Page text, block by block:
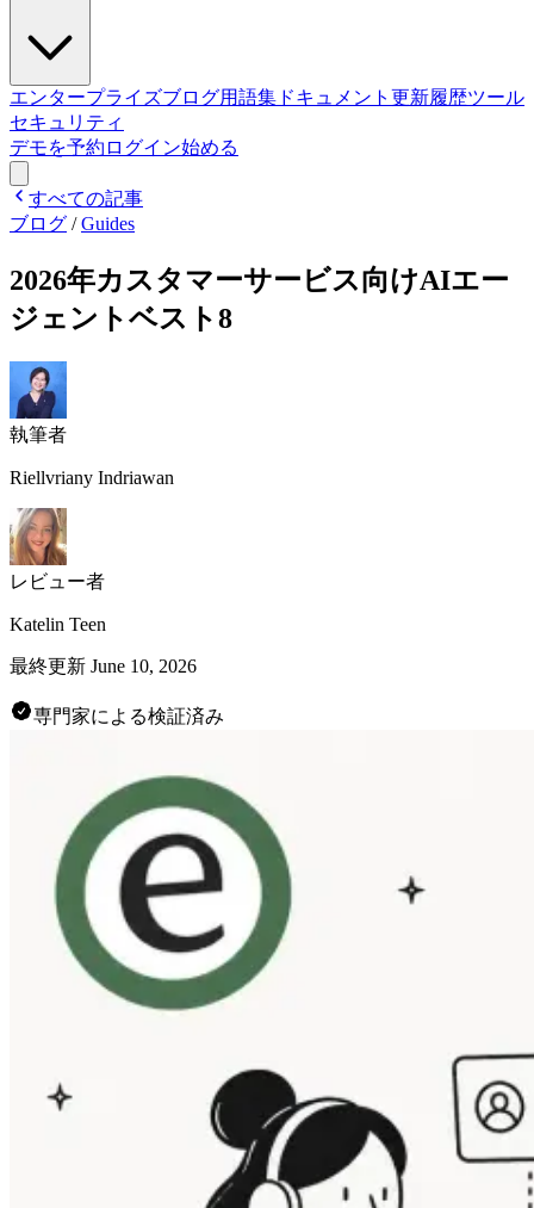
エンタープライズブログ用語集 ドキュメント 更新履歴ツール
セキュリティ
デモを予約 ログイン始める
すべての記事
ブログ /Guides
2026年カスタマーサービス向けAIエー
ジェントベスト8
執筆者
Riellvriany Indriawan
レビュー者
Katelin Teen
最終更新 June 10, 2026
専門家による検証済み